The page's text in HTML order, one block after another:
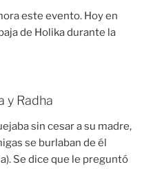
este evento. Hoy en
de Holika durante la
y Radha
sin cesar a su madre,
se burlaban de él
Se dice que le preguntó